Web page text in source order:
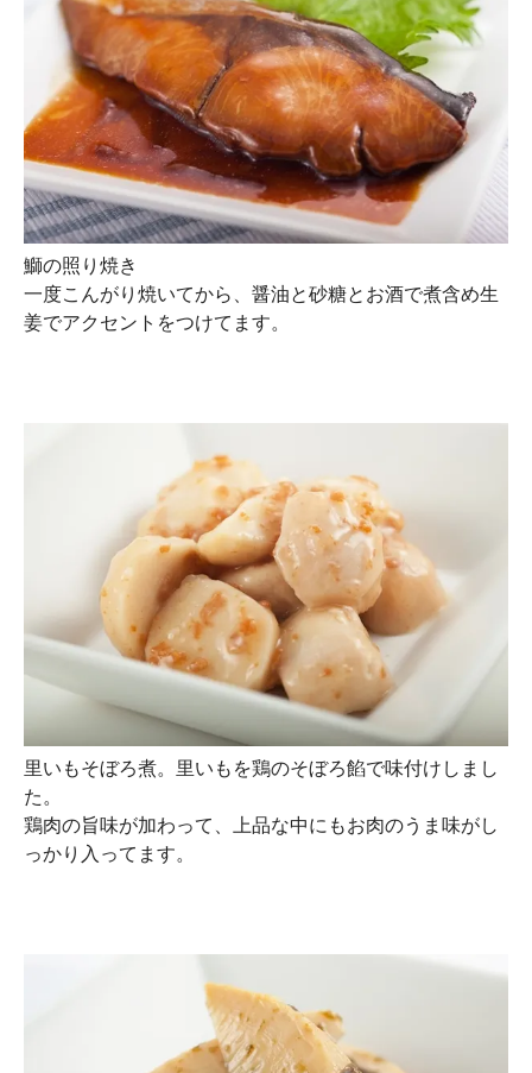
鰤の照り焼き
一度こんがり焼いてから、醤油と砂糖とお酒で煮含め生
姜でアクセントをつけてます。
里いもそぼろ煮。里いもを鶏のそぼろ餡で味付けしまし
た。
鶏肉の旨味が加わって、上品な中にもお肉のうま味がし
っかり入ってます。